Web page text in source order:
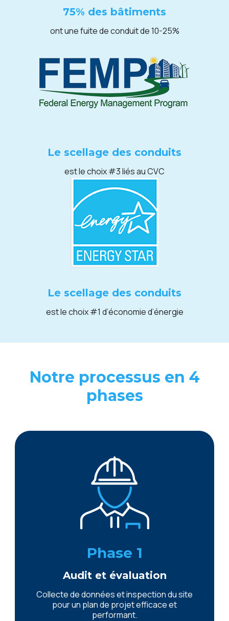
75% des bâtiments
ont une fuite de conduit de 10-25%
Le scellage des conduits
est le choix #3 liés au CVC
Le scellage des conduits
est le choix #1 d’économie d’énergie
Notre processus en 4
phases
Phase 1
Audit et évaluation
Collecte de données et inspection du site
pour un plan de projet efficace et
performant.